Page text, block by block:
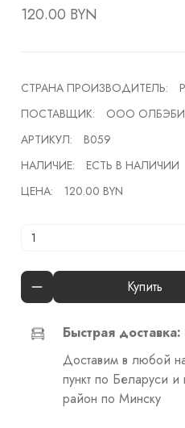
120.00 BYN
СТРАНА ПРОИЗВОДИТЕЛЬ:
ПОСТАВЩИК:
ООО
АРТИКУЛ:
В059
НАЛИЧИЕ:
ЕСТЬ В НАЛИЧИИ
ЦЕНА:
120.00 BYN
Купить
Быстрая доставка:
Доставим в любой
пункт по Беларуси
район по Минску